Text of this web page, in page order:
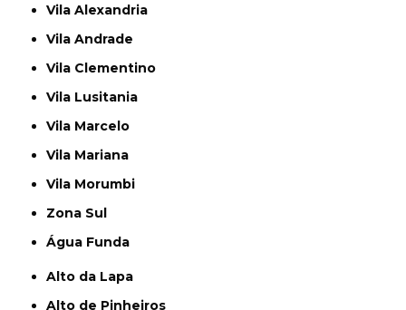
Vila Alexandria
Vila Andrade
Vila Clementino
Vila Lusitania
Vila Marcelo
Vila Mariana
Vila Morumbi
Zona Sul
Água Funda
Alto da Lapa
Alto de Pinheiros